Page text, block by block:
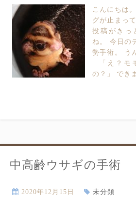
こんにちは
グが止まっ
投稿がきっ
ね。 今日の
勢手術。 う
「え？モ
の？」 でき
中高齢ウサギの手術
2020年12月15日 未分類